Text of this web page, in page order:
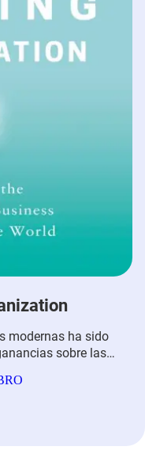
modernas ha sido
sobre las
para curar las